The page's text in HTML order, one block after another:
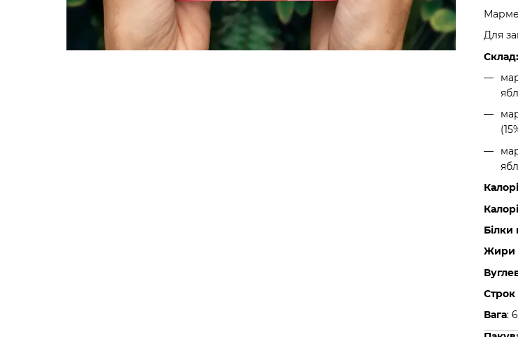
Для
Склад:
Білки
Жири
Строк
Вага: